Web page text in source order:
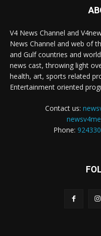
V4 News Channel and
News Channel and web of
and Gulf countries and
news cast, throwing light
health, art, sports related
Entertainment oriented
Contact us:
Phone: